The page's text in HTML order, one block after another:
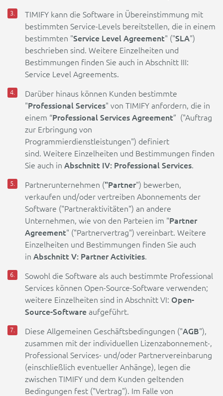
TIMIFY kann die Software in Übereinstimmung mit
bestimmten Service-Levels bereitstellen, die in einem
bestimmten "Service Level Agreement" ("SLA")
beschrieben sind. Weitere Einzelheiten und
Bestimmungen finden Sie auch in Abschnitt III:
Service Level Agreements.
Darüber hinaus können Kunden bestimmte
"Professional Services" von TIMIFY anfordern, die in
einem “Professional Services Agreement” ("Auftrag
zur Erbringung von
Programmierdienstleistungen") definiert
sind. Weitere Einzelheiten und Bestimmungen finden
Sie auch in Abschnitt IV: Professional Services.
Partnerunternehmen ("Partner") bewerben,
verkaufen und/oder vertreiben Abonnements der
Software ("Partneraktivitäten") an andere
Unternehmen, wie von den Parteien im "Partner
Agreement" ("Partnervertrag") vereinbart. Weitere
Einzelheiten und Bestimmungen finden Sie auch
in Abschnitt V: Partner Activities.
Sowohl die Software als auch bestimmte Professional
Services können Open-Source-Software verwenden;
weitere Einzelheiten sind in Abschnitt VI: Open-
Source-Software aufgeführt.
Diese Allgemeinen Geschäftsbedingungen ("AGB"),
zusammen mit der individuellen Lizenzabonnement-,
Professional Services- und/oder Partnervereinbarung
(einschließlich eventueller Anhänge), legen die
zwischen TIMIFY und dem Kunden geltenden
Bedingungen fest ("Vertrag"). Im Falle von